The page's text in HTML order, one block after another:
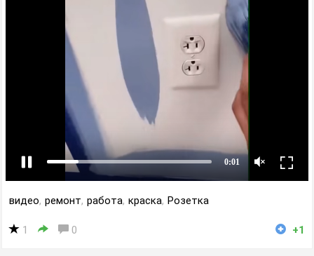
видео, ремонт, работа, краска, Розетка
1 0 +1